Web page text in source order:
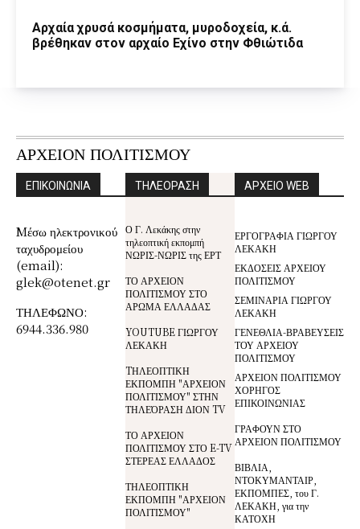
Αρχαία χρυσά κοσμήματα, μυροδοχεία, κ.ά.
βρέθηκαν στον αρχαίο Εχίνο στην Φθιώτιδα
ΑΡΧΕΙΟΝ ΠΟΛΙΤΙΣΜΟΥ
ΕΠΙΚΟΙΝΩΝΙΑ
Mέσω ηλεκτρονικού
ταχυδρομείου
(email):
glek@otenet.gr
ΤΗΛΕΦΩΝΟ:
6944.336.980
ΤΗΛΕΟΡΑΣΗ
Ο Γ. Λεκάκης στην
τηλεοπτική εκπομπή
ΝΩΡΙΣ-ΝΩΡΙΣ της ΕΡΤ
ΤΟ ΑΡΧΕΙΟΝ
ΠΟΛΙΤΙΣΜΟΥ ΣΤΟ
ΑΡΩΜΑ ΕΛΛΑΔΑΣ
YOUTUBE ΓΙΩΡΓΟΥ
ΛΕΚΑΚΗ
TΗΛΕΟΠΤΙΚΗ
ΕΚΠΟΜΠΗ "ΑΡΧΕΙΟΝ
ΠΟΛΙΤΙΣΜΟΥ" ΣΤΗΝ
ΤΗΛΕΌΡΑΣΗ ΔΙΟΝ TV
ΤΟ ΑΡΧΕΙΟΝ
ΠΟΛΙΤΙΣΜΟΥ ΣΤΟ E-TV
ΣΤΕΡΕΑΣ ΕΛΛΑΔΟΣ
ΤΗΛΕΟΠΤΙΚΗ
ΕΚΠΟΜΠΗ "ΑΡΧΕΙΟΝ
ΠΟΛΙΤΙΣΜΟΥ"
ΑΡΧΕΙΟ WEB
ΕΡΓΟΓΡΑΦΙΑ ΓΙΩΡΓΟΥ
ΛΕΚΑΚΗ
ΕΚΔΟΣΕΙΣ ΑΡΧΕΙΟΥ
ΠΟΛΙΤΙΣΜΟΥ
ΣΕΜΙΝΑΡΙΑ ΓΙΩΡΓΟΥ
ΛΕΚΑΚΗ
ΓΕΝΕΘΛΙΑ-ΒΡΑΒΕΥΣΕΙΣ
ΤΟΥ ΑΡΧΕΙΟΥ
ΠΟΛΙΤΙΣΜΟΥ
ΑΡΧΕΙΟΝ ΠΟΛΙΤΙΣΜΟΥ
ΧΟΡΗΓΟΣ
ΕΠΙΚΟΙΝΩΝΙΑΣ
ΓΡΑΦΟΥΝ ΣΤΟ
ΑΡΧΕΙΟΝ ΠΟΛΙΤΙΣΜΟΥ
ΒΙΒΛΙΑ,
ΝΤΟΚΥΜΑΝΤΑΙΡ,
ΕΚΠΟΜΠΕΣ, του Γ.
ΛΕΚΑΚΗ, για την
ΚΑΤΟΧΗ